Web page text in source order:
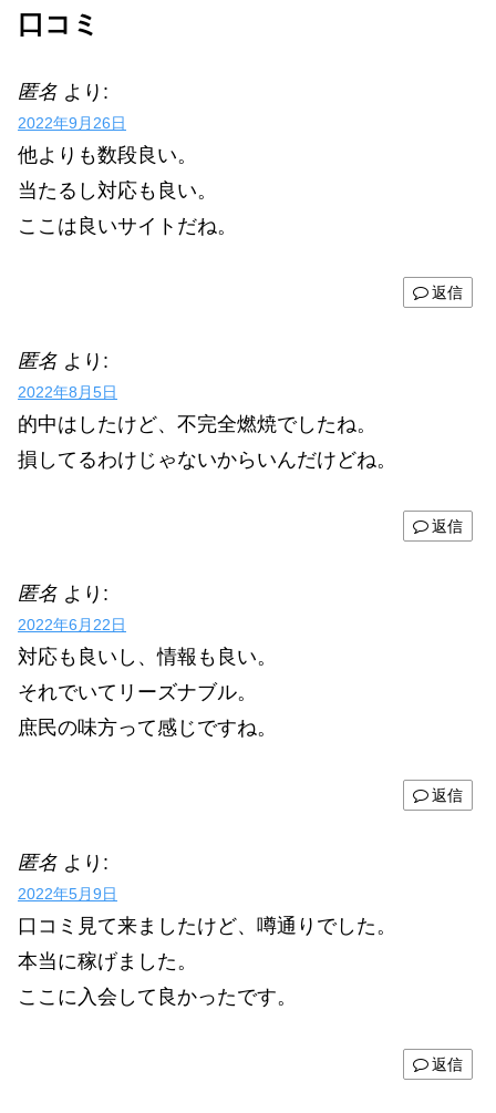
たに期待に応えたいと、No.1の
自信をもって予想を提供してい...
口コミ
匿名 より:
2022年9月26日
他よりも数段良い。
当たるし対応も良い。
ここは良いサイトだね。
返信
匿名 より:
2022年8月5日
的中はしたけど、不完全燃焼でしたね。
損してるわけじゃないからいんだけどね。
返信
匿名 より:
2022年6月22日
対応も良いし、情報も良い。
それでいてリーズナブル。
庶民の味方って感じですね。
返信
匿名 より:
2022年5月9日
口コミ見て来ましたけど、噂通りでした。
本当に稼げました。
ここに入会して良かったです。
返信